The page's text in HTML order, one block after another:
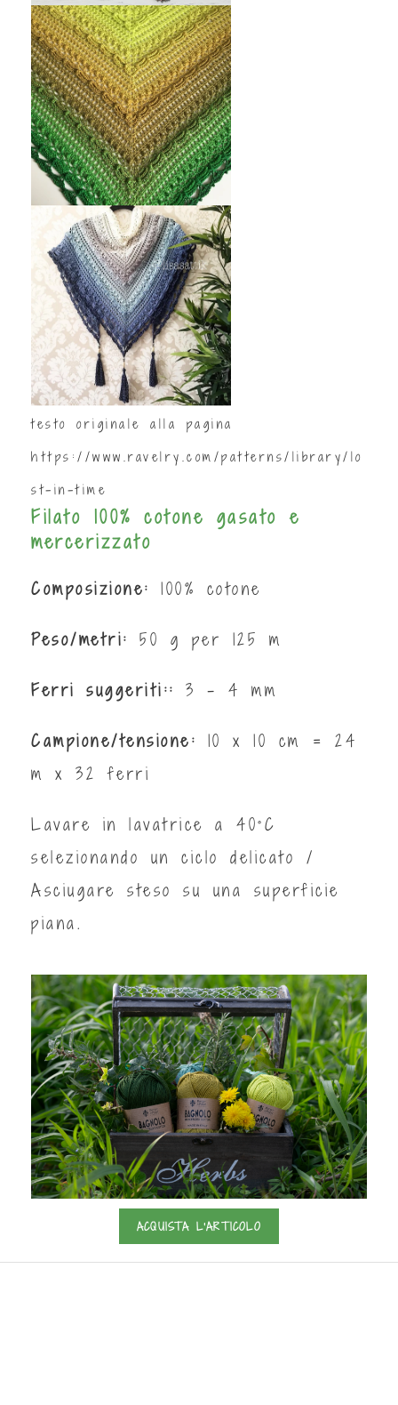
testo originale alla pagina
https://www.ravelry.com/patterns/library/lo
st-in-time
Filato 100% cotone gasato e
mercerizzato
Composizione: 100% cotone
Peso/metri: 50 g per 125 m
Ferri suggeriti:: 3 - 4 mm
Campione/tensione: 10 x 10 cm = 24
m x 32 ferri
Lavare in lavatrice a 40°C
selezionando un ciclo delicato /
Asciugare steso su una superficie
piana.
ACQUISTA L'ARTICOLO